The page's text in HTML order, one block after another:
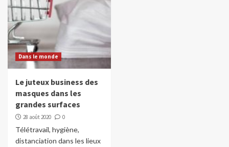
Dans le monde
Le juteux business des
masques dans les
grandes surfaces
28 août 2020 0
Télétravail, hygiène,
distanciation dans les lieux